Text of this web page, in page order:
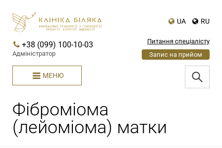
UA RU
+38 (099) 100-10-03
Адміністратор
Питання спеціалісту
Запис на прийом
МЕНЮ
Фіброміома
(лейоміома) матки